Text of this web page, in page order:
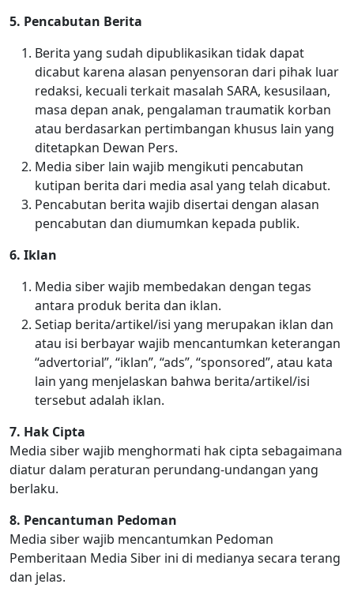
5. Pencabutan Berita
Berita yang sudah dipublikasikan tidak dapat
dicabut karena alasan penyensoran dari pihak luar
redaksi, kecuali terkait masalah SARA, kesusilaan,
masa depan anak, pengalaman traumatik korban
atau berdasarkan pertimbangan khusus lain yang
ditetapkan Dewan Pers.
Media siber lain wajib mengikuti pencabutan
kutipan berita dari media asal yang telah dicabut.
Pencabutan berita wajib disertai dengan alasan
pencabutan dan diumumkan kepada publik.
6. Iklan
Media siber wajib membedakan dengan tegas
antara produk berita dan iklan.
Setiap berita/artikel/isi yang merupakan iklan dan
atau isi berbayar wajib mencantumkan keterangan
“advertorial”, “iklan”, “ads”, “sponsored”, atau kata
lain yang menjelaskan bahwa berita/artikel/isi
tersebut adalah iklan.
7. Hak Cipta
Media siber wajib menghormati hak cipta sebagaimana
diatur dalam peraturan perundang-undangan yang
berlaku.
8. Pencantuman Pedoman
Media siber wajib mencantumkan Pedoman
Pemberitaan Media Siber ini di medianya secara terang
dan jelas.